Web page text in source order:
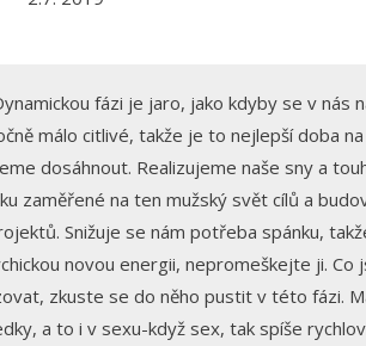
fázi je jaro, jako kdyby se v
málo citlivé, takže je to nejlepší doba
dosáhnout. Realizujeme naše sny a
zaměřené na ten mužský svět cílů a
Snižuje se nám potřeba spánku,
novou energii, nepromeškejte ji.
zkuste se do něho pustit v této fázi.
a to i v sexu-když sex, tak spíše